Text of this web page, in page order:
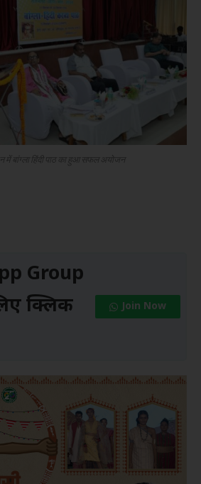
में बांग्ला हिंदी पाठ का हुआ सफल अयोजन
Group
क्लिक
Join Now